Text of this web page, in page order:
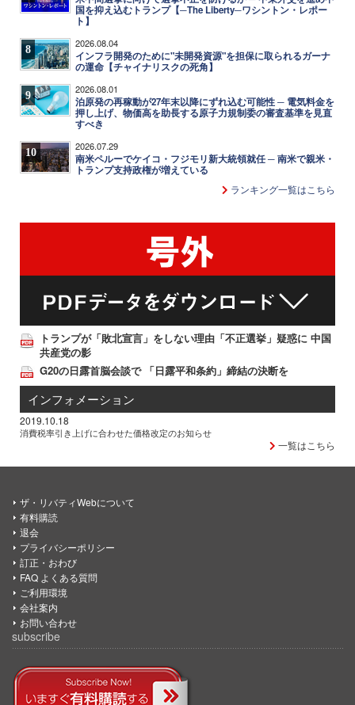
国を抑え込むトランプ【─The Liberty─ワシントン・レポー
ト】
8 2026.08.04
インフラ開発のために"未開発資源"を担保に取られるガーナ
の運命【チャイナリスクの死角】
9 2026.08.01
泊原発の再稼動が27年末以降にずれ込む可能性 ─ 電気料金を
押し上げ、物価高を助長する原子力規制委の審査基準を見直
すべき
10 2026.07.29
南米ペルーでケイコ・フジモリ新大統領就任 ─ 南米で親米・
トランプ支持政権が増えている
ランキング一覧はこちら
トランプが「敗北宣言」をしない理由「不正選挙」疑惑に 中国
共産党の影
G20の日露首脳会談で 「日露平和条約」締結の決断を
インフォメーション
2019.10.18
消費税率引き上げに合わせた価格改定のお知らせ
一覧はこちら
ザ・リバティWebについて
有料購読
退会
プライバシーポリシー
訂正・おわび
FAQ よくある質問
ご利用環境
会社案内
お問い合わせ
subscribe